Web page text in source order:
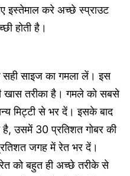
इस्तेमाल करे अच्छे स्प्राउट
होती है।
साइज का गमला लें। इस
खास तरीका है। गमले को सबसे
मिट्टी से भर दें। इसके बाद
उसमें 30 प्रतिशत गोबर की
जगह में रेत भर दें।
रेत को बहुत ही अच्छे तरीके से